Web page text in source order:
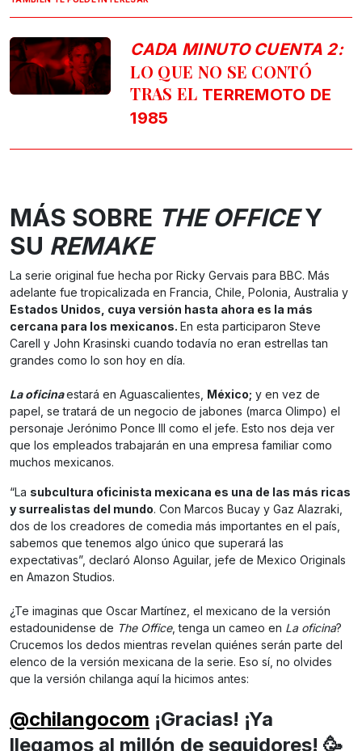
CADA MINUTO CUENTA 2:
LO QUE NO SE CONTÓ
TRAS EL TERREMOTO DE
1985
MÁS SOBRE THE OFFICEY
SU REMAKE
La serie original fue hecha por Ricky Gervais para BBC. Más
adelante fue tropicalizada en Francia, Chile, Polonia, Australia y
Estados Unidos, cuya versión hasta ahora es la más
cercana para los mexicanos. En esta participaron Steve
Carell y John Krasinski cuando todavía no eran estrellas tan
grandes como lo son hoy en día.
La oficinaestará en Aguascalientes, México; y en vez de
papel, se tratará de un negocio de jabones (marca Olimpo) el
personaje Jerónimo Ponce III como el jefe. Esto nos deja ver
que los empleados trabajarán en una empresa familiar como
muchos mexicanos.
“La subcultura oficinista mexicana es una de las más ricas
y surrealistas del mundo. Con Marcos Bucay y Gaz Alazraki,
dos de los creadores de comedia más importantes en el país,
sabemos que tenemos algo único que superará las
expectativas”, declaró Alonso Aguilar, jefe de Mexico Originals
en Amazon Studios.
¿Te imaginas que Oscar Martínez, el mexicano de la versión
estadounidense de The Office, tenga un cameo en La oficina?
Crucemos los dedos mientras revelan quiénes serán parte del
elenco de la versión mexicana de la serie. Eso sí, no olvides
que la versión chilanga aquí la hicimos antes:
@chilangocom ¡Gracias! ¡Ya
llegamos al millón de seguidores! 🥳